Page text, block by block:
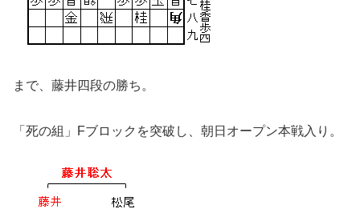
まで、藤井四段の勝ち。
「死の組」Fブロックを突破し、朝日オープン本戦入り。